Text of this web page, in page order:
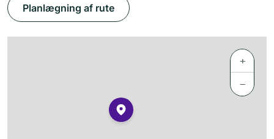
Planlægning af rute
+
−